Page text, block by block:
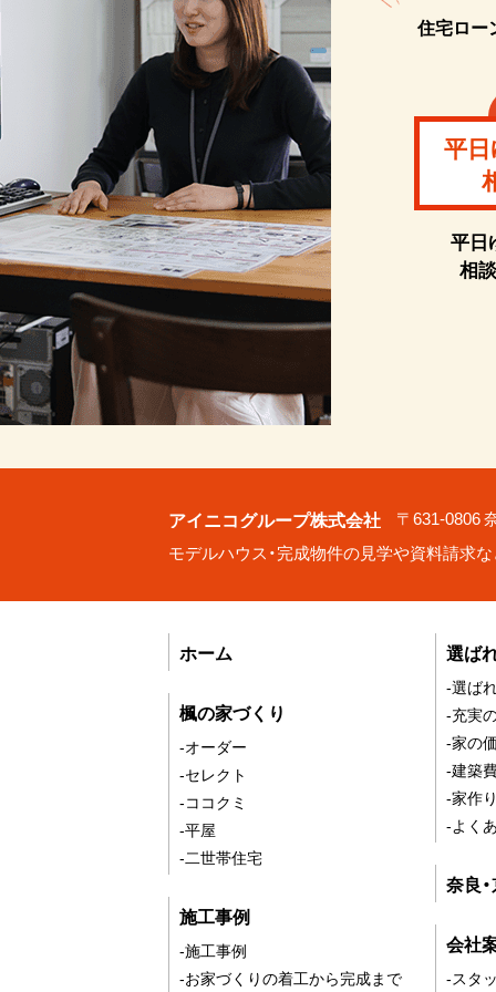
住宅ロー
平
平日
相
アイニコグループ株式会社
〒631-0806
モデルハウス・完成物件の見学や資料請求
ホーム
楓の家づくり
-オーダー
-セレクト
-ココクミ
-平屋
-二世帯住宅
施工事例
-施工事例
-お家づくりの着工から完成まで
選ば
-選ば
-充実
-家の
-建築
-家作
-よく
奈良
会社
-スタ